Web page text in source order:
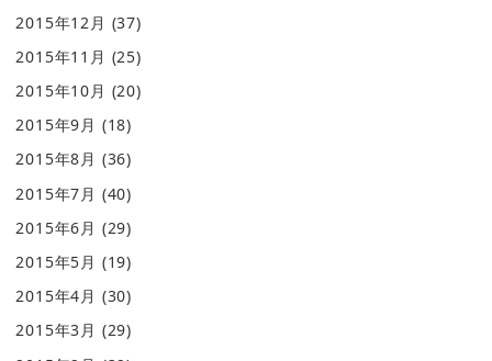
2015年12月 (37)
2015年11月 (25)
2015年10月 (20)
2015年9月 (18)
2015年8月 (36)
2015年7月 (40)
2015年6月 (29)
2015年5月 (19)
2015年4月 (30)
2015年3月 (29)